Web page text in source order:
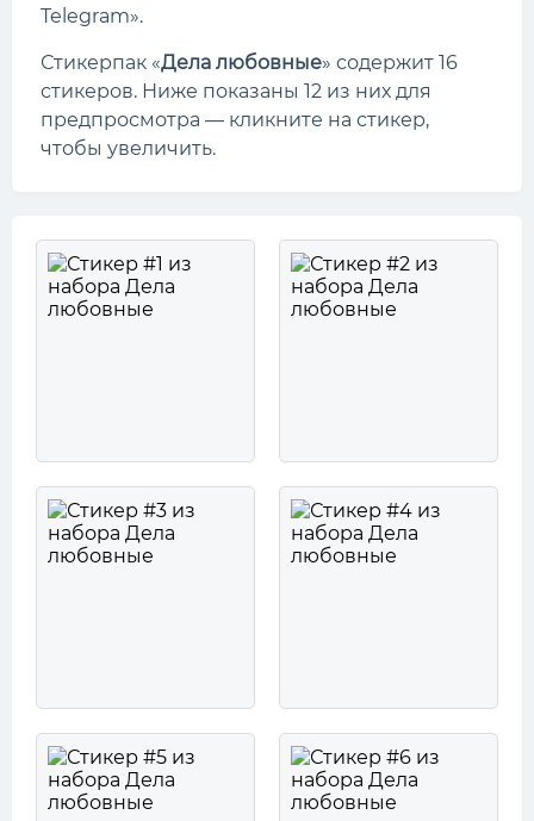
Telegram».
Стикерпак «Дела любовные» содержит 16
стикеров. Ниже показаны 12 из них для
предпросмотра — кликните на стикер,
чтобы увеличить.